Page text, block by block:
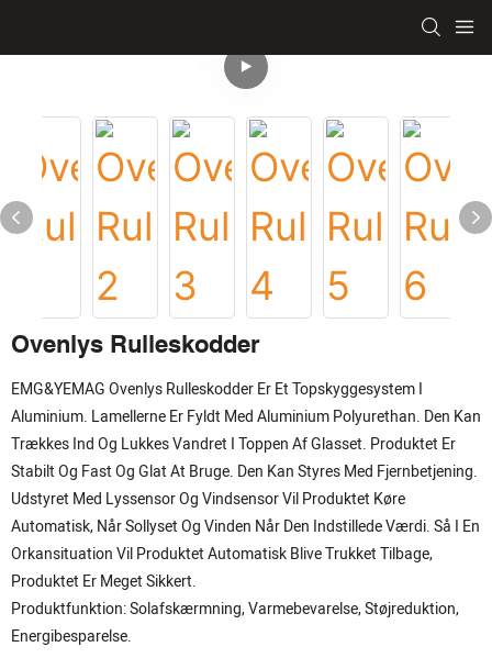
Ovenlys Rulleskodder
EMG&YEMAG Ovenlys Rulleskodder Er Et Topskyggesystem I
Aluminium. Lamellerne Er Fyldt Med Aluminium Polyurethan. Den Kan
Trækkes Ind Og Lukkes Vandret I Toppen Af ​​glasset. Produktet Er
Stabilt Og Fast Og Glat At Bruge. Den Kan Styres Med Fjernbetjening.
Udstyret Med Lyssensor Og Vindsensor Vil Produktet Køre
Automatisk, Når Sollyset Og Vinden Når Den Indstillede Værdi. Så I En
Orkansituation Vil Produktet Automatisk Blive Trukket Tilbage,
Produktet Er Meget Sikkert.
Produktfunktion: Solafskærmning, Varmebevarelse, Støjreduktion,
Energibesparelse.